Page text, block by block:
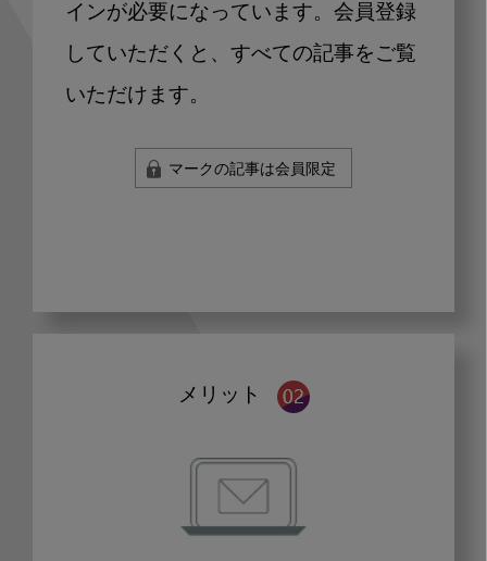
インが必要になっています。会員登録
していただくと、すべての記事をご覧
いただけます。
マークの記事は会員限定
メリット